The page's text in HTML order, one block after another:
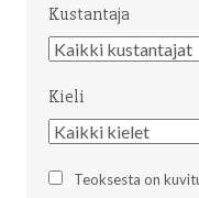
Kustantaja
Kustantaja
Kieli
Kieli
Teoksesta on